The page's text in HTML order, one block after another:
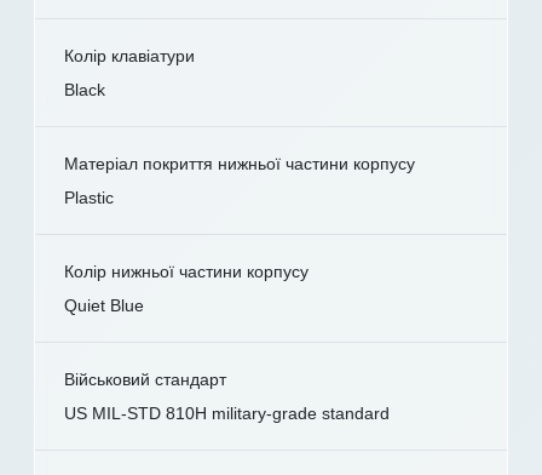
Колір клавіатури
Black
Матеріал покриття нижньої частини корпусу
Plastic
Колір нижньої частини корпусу
Quiet Blue
Військовий стандарт
US MIL-STD 810H military-grade standard